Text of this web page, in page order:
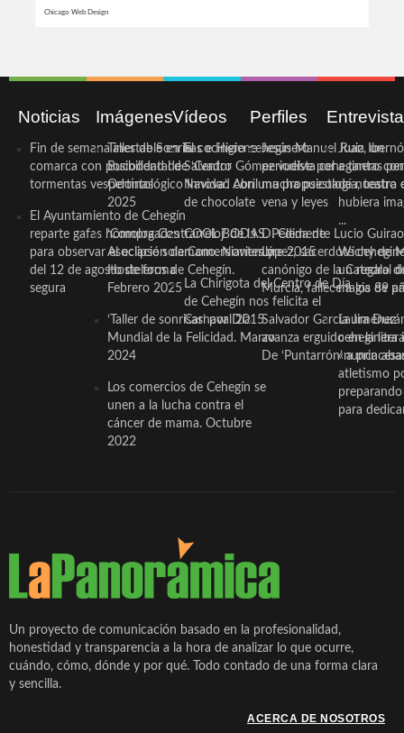
Chicago Web Design
Noticias
Fin de semana inestable en la
comarca con posibilidad de
tormentas vespertinas
El Ayuntamiento de Cehegín
reparte gafas homologadas
para observar el eclipse solar
del 12 de agosto de forma
segura
Imágenes
Taller de Sonrisas e Higiene
Bucodental de ‘Centro
Odontológico Innova’. Abril
2025
‘Compra Contrarreloj’ de la
Asociación de Comerciantes y
Hosteleros de Cehegín.
Febrero 2025
‘Taller de sonrisas’ por Día
Mundial de la Felicidad. Marzo
2024
Los comercios de Cehegín se
unen a la lucha contra el
cáncer de mama. Octubre
2022
Vídeos
El cocinero ceheginero
Salvador Gómez vuelve por
Navidad con una propuesta
de chocolate
COOL BODAS. Pedida de
mano. Noviembre 2015
La Chirigota del Centro de Día
de Cehegín nos felicita el
Carnaval 2015
Perfiles
Jesús Manuel Ruiz, un
periodista ceheginero con
mucha psicología, teatro
vena y leyes
D. Clemente Lucio Guirao
López, sacerdote
canónigo de la Catedral
Murcia, fallece a los 89
Salvador García Jiménez
avanza erguido en la
De ‘Puntarrón’ a
Juan
a tantas
de nuestra
hubiera
...
Wichy de
un regalo
magia de
Laura
ceheginera
«nunca
atletismo
para
Un proyecto de comunicación basado en la profesionalidad,
honestidad y transparencia a la hora de analizar lo que ocurre,
cuándo, cómo, dónde y por qué. Todo contado de una forma clara
y sencilla.
ACERCA DE NOSOTROS